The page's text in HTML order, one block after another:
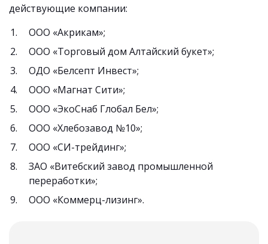
действующие компании:
ООО «Акрикам»;
ООО «Торговый дом Алтайский букет»;
ОДО «Белсепт Инвест»;
ООО «Магнат Сити»;
ООО «ЭкоСнаб Глобал Бел»;
ООО «Хлебозавод №10»;
ООО «СИ-трейдинг»;
ЗАO «Витебский завод промышленной
переработки»;
ООО «Коммерц-лизинг».